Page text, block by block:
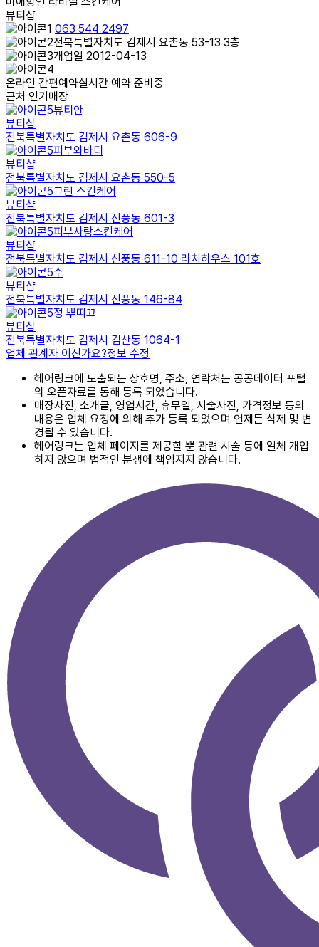
뷰티샵
063 544 2497
전북특별자치도 김제시 요촌동 53-13 3층
개업일 2012-04-13
온라인 간편예약실시간 예약 준비중
근처 인기매장
뷰티안
뷰티샵
전북특별자치도 김제시 요촌동 606-9
피부와바디
뷰티샵
전북특별자치도 김제시 요촌동 550-5
그린 스킨케어
뷰티샵
전북특별자치도 김제시 신풍동 601-3
피부사랑스킨케어
뷰티샵
전북특별자치도 김제시 신풍동 611-10 리치하우스 101호
수
뷰티샵
전북특별자치도 김제시 신풍동 146-84
정 뿌띠끄
뷰티샵
전북특별자치도 김제시 검산동 1064-1
업체 관계자 이신가요?정보 수정
헤어링크에 노출되는 상호명, 주소, 연락처는 공공데이터 포털
의 오픈자료를 통해 등록 되었습니다.
매장사진, 소개글, 영업시간, 휴무일, 시술사진, 가격정보 등의
내용은 업체 요청에 의해 추가 등록 되었으며 언제든 삭제 및 변
경될 수 있습니다.
헤어링크는 업체 페이지를 제공할 뿐 관련 시술 등에 일체 개입
하지 않으며 법적인 분쟁에 책임지지 않습니다.